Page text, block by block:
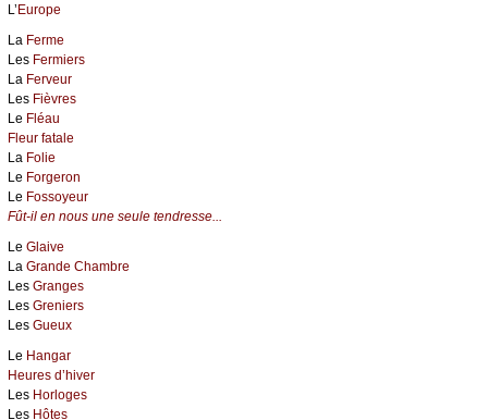
L’ Europe
La Ferme
Les Fermiers
La Ferveur
Les Fièvres
Le Fléau
Fleur fatale
La Folie
Le Forgeron
Le Fossoyeur
Fût-il en nous une seule tendresse...
Le Glaive
La Grande Chambre
Les Granges
Les Greniers
Les Gueux
Le Hangar
Heures d’hiver
Les Horloges
Les Hôtes